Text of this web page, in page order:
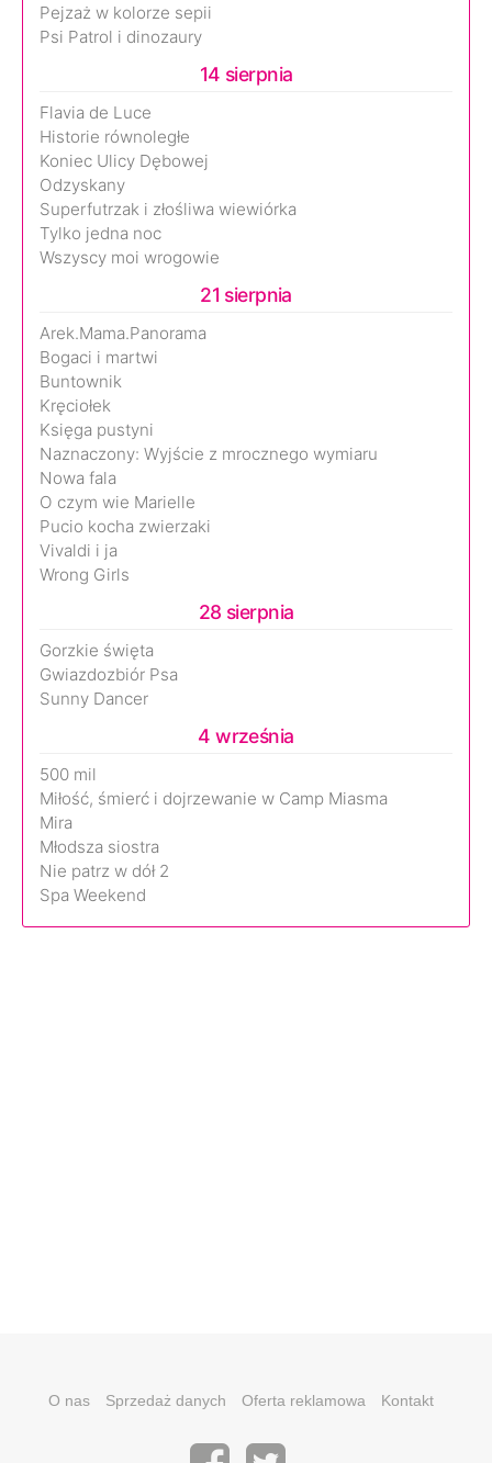
Pejzaż w kolorze sepii
Psi Patrol i dinozaury
14 sierpnia
Flavia de Luce
Historie równoległe
Koniec Ulicy Dębowej
Odzyskany
Superfutrzak i złośliwa wiewiórka
Tylko jedna noc
Wszyscy moi wrogowie
21 sierpnia
Arek.Mama.Panorama
Bogaci i martwi
Buntownik
Kręciołek
Księga pustyni
Naznaczony: Wyjście z mrocznego wymiaru
Nowa fala
O czym wie Marielle
Pucio kocha zwierzaki
Vivaldi i ja
Wrong Girls
28 sierpnia
Gorzkie święta
Gwiazdozbiór Psa
Sunny Dancer
4 września
500 mil
Miłość, śmierć i dojrzewanie w Camp Miasma
Mira
Młodsza siostra
Nie patrz w dół 2
Spa Weekend
O nas Sprzedaż danych Oferta reklamowa Kontakt